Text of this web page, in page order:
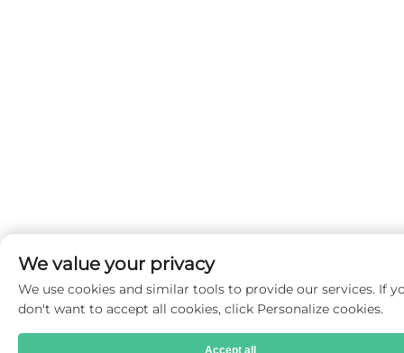
We value your privacy
We use cookies and similar tools to provide our services. If
don't want to accept all cookies, click Personalize cookies.
Accept all